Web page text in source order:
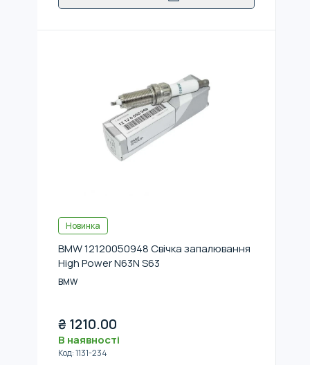
Новинка
BMW 12120050948 Свічка запалювання
High Power N63N S63
BMW
₴ 1210.00
В наявності
Код:1131-234